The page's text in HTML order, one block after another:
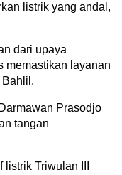
listrik yang andal,
dari upaya
memastikan layanan
Bahlil.
Prasodjo
tangan
Triwulan III